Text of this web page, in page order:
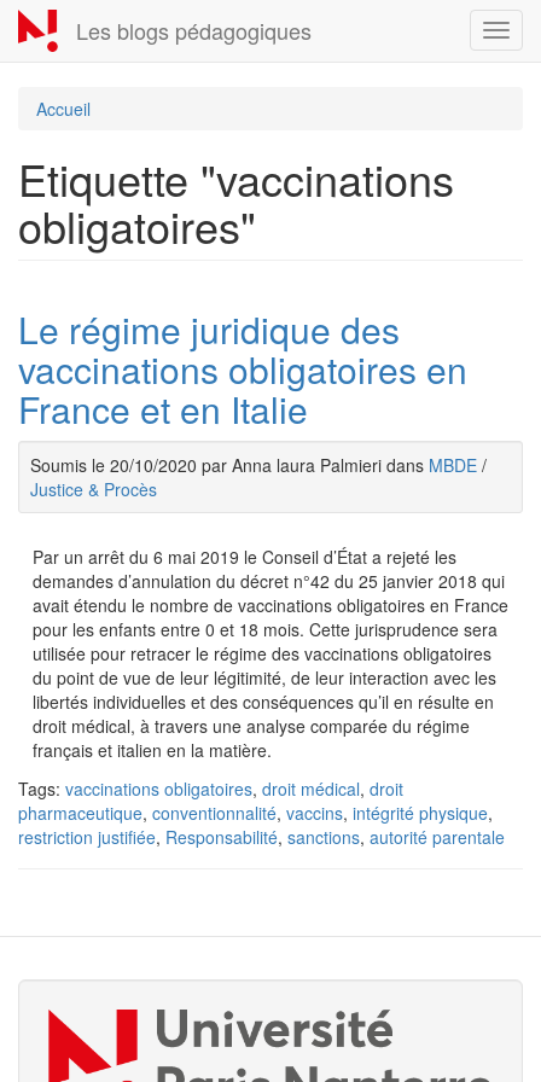
Aller
au
contenu
Les blogs pédagogiques
Accueil
Etiquette "vaccinations
obligatoires"
Le régime juridique des
vaccinations obligatoires en
France et en Italie
Soumis le 20/10/2020 par Anna laura Palmieri dans MBDE /
Justice & Procès
Par un arrêt du 6 mai 2019 le Conseil d’État a rejeté les
demandes d’annulation du décret n°42 du 25 janvier 2018 qui
avait étendu le nombre de vaccinations obligatoires en France
pour les enfants entre 0 et 18 mois. Cette jurisprudence sera
utilisée pour retracer le régime des vaccinations obligatoires
du point de vue de leur légitimité, de leur interaction avec les
libertés individuelles et des conséquences qu’il en résulte en
droit médical, à travers une analyse comparée du régime
français et italien en la matière.
Tags: vaccinations obligatoires, droit médical, droit
pharmaceutique, conventionnalité, vaccins, intégrité physique,
restriction justifiée, Responsabilité, sanctions, autorité parentale